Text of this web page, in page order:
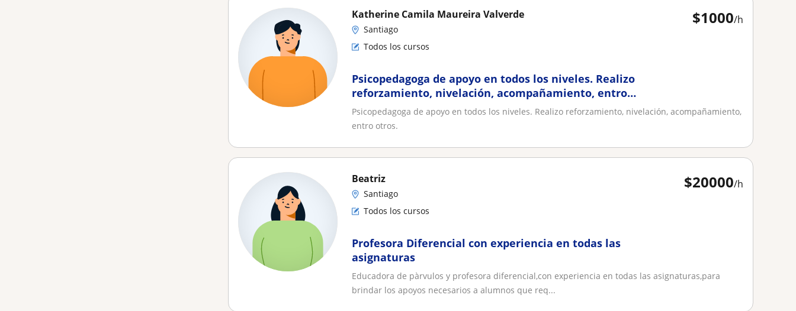
$1000/h
Katherine Camila Maureira Valverde
Santiago
Todos los cursos
Psicopedagoga de apoyo en todos los niveles. Realizo
reforzamiento, nivelación, acompañamiento, entro
otros
Psicopedagoga de apoyo en todos los niveles. Realizo reforzamiento, nivelación, acompañamiento,
entro otros.
$20000/h
Beatriz
Santiago
Todos los cursos
Profesora Diferencial con experiencia en todas las
asignaturas
Educadora de pàrvulos y profesora diferencial,con experiencia en todas las asignaturas,para
brindar los apoyos necesarios a alumnos que req...